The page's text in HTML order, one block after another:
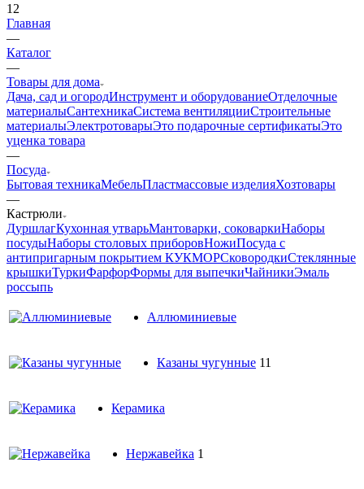
12
Главная
—
Каталог
—
Товары для дома
Дача, сад и огородИнструмент и оборудованиеОтделочные
материалыСантехникаСистема вентиляцииСтроительные
материалыЭлектротоварыЭто подарочные сертификатыЭто
уценка товара
—
Посуда
Бытовая техникаМебельПластмассовые изделияХозтовары
—
Кастрюли
ДуршлагКухонная утварьМантоварки, соковаркиНаборы
посудыНаборы столовых приборовНожиПосуда с
антипригарным покрытием КУКМОРСковородкиСтеклянные
крышкиТуркиФарфорФормы для выпечкиЧайникиЭмаль
россыпь
Аллюминиевые
Казаны чугунные 11
Керамика
Нержавейка 1